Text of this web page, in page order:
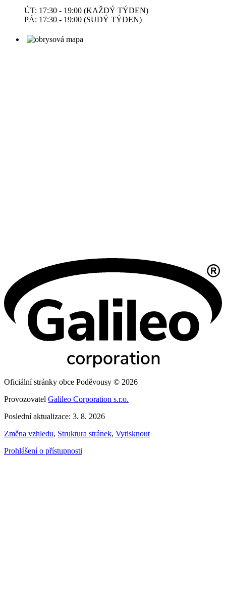
ÚT: 17:30 - 19:00 (KAŽDÝ TÝDEN)
PÁ: 17:30 - 19:00 (SUDÝ TÝDEN)
Oficiální stránky obce Poděvousy © 2026
Provozovatel Galileo Corporation s.r.o.
Poslední aktualizace: 3. 8. 2026
Změna vzhledu, Struktura stránek, Vytisknout
Prohlášení o přístupnosti